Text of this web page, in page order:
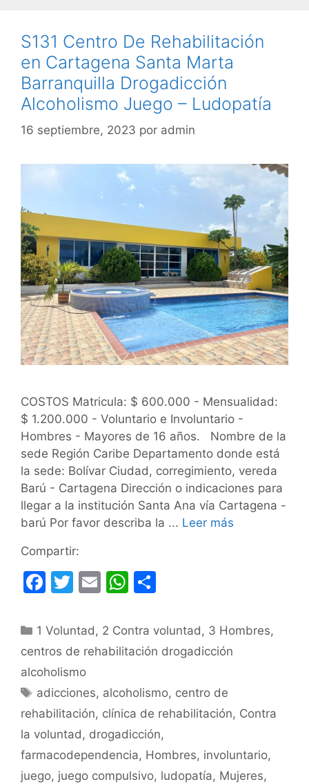
S131 Centro De Rehabilitación
en Cartagena Santa Marta
Barranquilla Drogadicción
Alcoholismo Juego – Ludopatía
16 septiembre, 2023 por admin
COSTOS Matricula: $ 600.000 - Mensualidad:
$ 1.200.000 - Voluntario e Involuntario -
Hombres - Mayores de 16 años. Nombre de la
sede Región Caribe Departamento donde está
la sede: Bolívar Ciudad, corregimiento, vereda
Barú - Cartagena Dirección o indicaciones para
llegar a la institución Santa Ana vía Cartagena -
barú Por favor describa la ... Leer más
Compartir:
F
c
e
b
o
o
k
T
itt
er
E
ai
l
W
at
s
p
p
m
p
tir
Categorías
1 Voluntad, 2 Contra voluntad, 3 Hombres,
centros de rehabilitación drogadicción
alcoholismo
Etiquetas
adicciones, alcoholismo, centro de
rehabilitación, clínica de rehabilitación, Contra
la voluntad, drogadicción,
farmacodependencia, Hombres, involuntario,
juego, juego compulsivo, ludopatía, Mujeres,